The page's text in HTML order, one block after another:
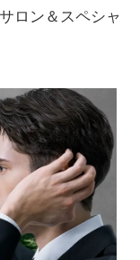
ロン＆スペシャ